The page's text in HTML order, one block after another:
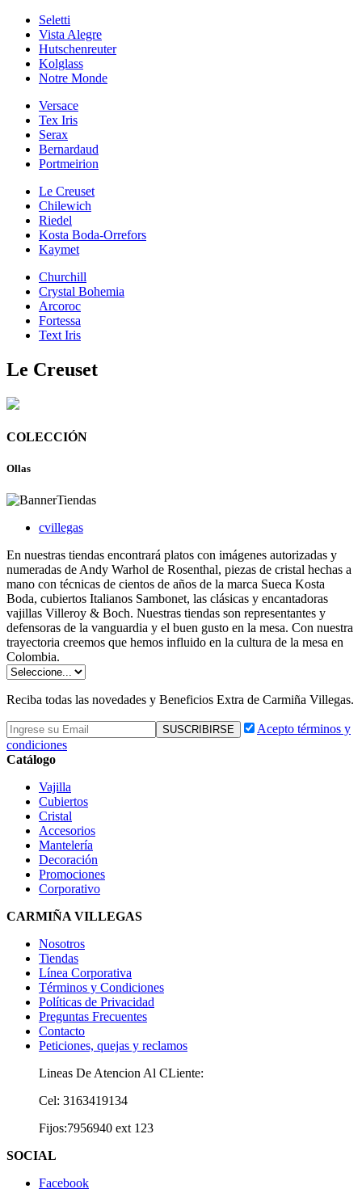
Seletti
Vista Alegre
Hutschenreuter
Kolglass
Notre Monde
Versace
Tex Iris
Serax
Bernardaud
Portmeirion
Le Creuset
Chilewich
Riedel
Kosta Boda-Orrefors
Kaymet
Churchill
Crystal Bohemia
Arcoroc
Fortessa
Text Iris
Le Creuset
COLECCIÓN
Ollas
cvillegas
En nuestras tiendas encontrará platos con imágenes autorizadas y
numeradas de Andy Warhol de Rosenthal, piezas de cristal hechas a
mano con técnicas de cientos de años de la marca Sueca Kosta
Boda, cubiertos Italianos Sambonet, las clásicas y encantadoras
vajillas Villeroy & Boch. Nuestras tiendas son representantes y
defensoras de la vanguardia y el buen gusto en la mesa. Con nuestra
trayectoria creemos que hemos influido en la cultura de la mesa en
Colombia.
Reciba todas las novedades y Beneficios Extra de Carmiña Villegas.
Acepto términos y
condiciones
Catálogo
Vajilla
Cubiertos
Cristal
Accesorios
Mantelería
Decoración
Promociones
Corporativo
CARMIÑA VILLEGAS
Nosotros
Tiendas
Línea Corporativa
Términos y Condiciones
Políticas de Privacidad
Preguntas Frecuentes
Contacto
Peticiones, quejas y reclamos
Lineas De Atencion Al CLiente:
Cel: 3163419134
Fijos:7956940 ext 123
SOCIAL
Facebook